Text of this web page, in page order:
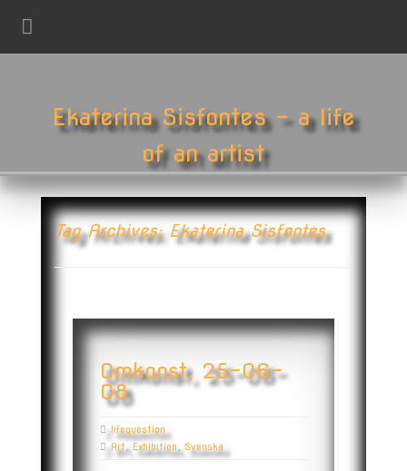
Ekaterina Sisfontes - a life
of an artist
Tag Archives: Ekaterina Sisfontes
Omkonst, 25-06-
08
lifequestion
Art, Exhibition, Svenska